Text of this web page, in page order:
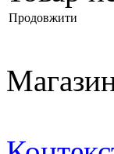
Продовжити